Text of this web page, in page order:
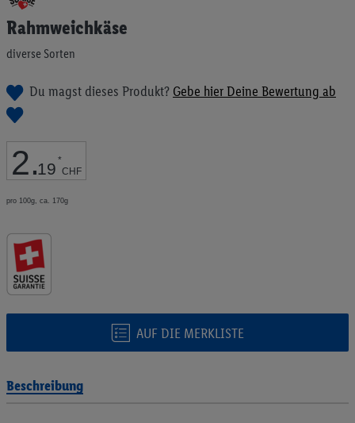
Rahmweichkäse
diverse Sorten
Du magst dieses Produkt? Gebe hier Deine Bewertung ab
2.19 *
CHF
pro 100g, ca. 170g
AUF DIE MERKLISTE
Anfang
der
springen
Beschreibung